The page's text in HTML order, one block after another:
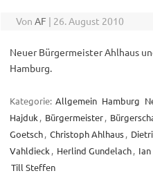
Von AF | 26. August 2010
Neuer Bürgermeister Ahlhaus
Hamburg.
Kategorie: Allgemein Hamburg
Hajduk , Bürgermeister,
Goetsch, Christoph Ahlhaus,
Vahldieck , Herlind Gundelach,
Till Steffen